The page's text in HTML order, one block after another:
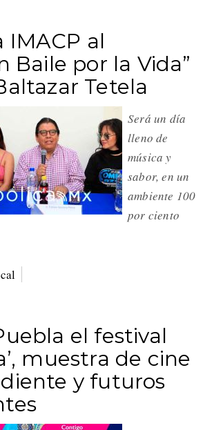
IMACP al
Baile por la Vida”
Tetela
Será un día
lleno de
música y
sabor, en un
ambiente 100
por ciento
el festival
muestra de cine
y futuros